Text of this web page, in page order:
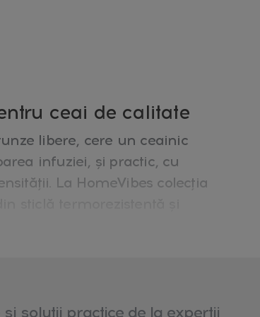
ceai de calitate
libere, cere un ceainic
infuziei, și practic, cu
La HomeVibes colecția
soluții practice de la experții